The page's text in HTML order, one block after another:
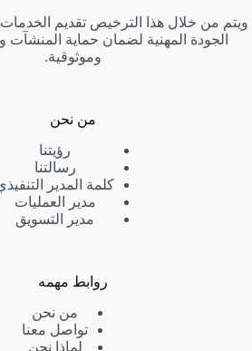
ويتم من خلال هذا الترخيص تقديم
الجودة المهنية لضمان حماية المنشآت
وموثوقية.
من نحن
رؤيتنا
رسالتنا
كلمة المدير
مدير العمليات
مدير التسويق
روابط مهمه
من نحن
تواصل معنا
لماذا نحن